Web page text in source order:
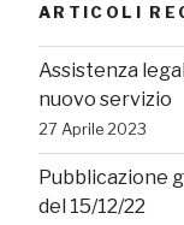
ARTICOLI
Assistenza
nuovo servizio
27 Aprile 2023
Pubblicazione
del 15/12/22